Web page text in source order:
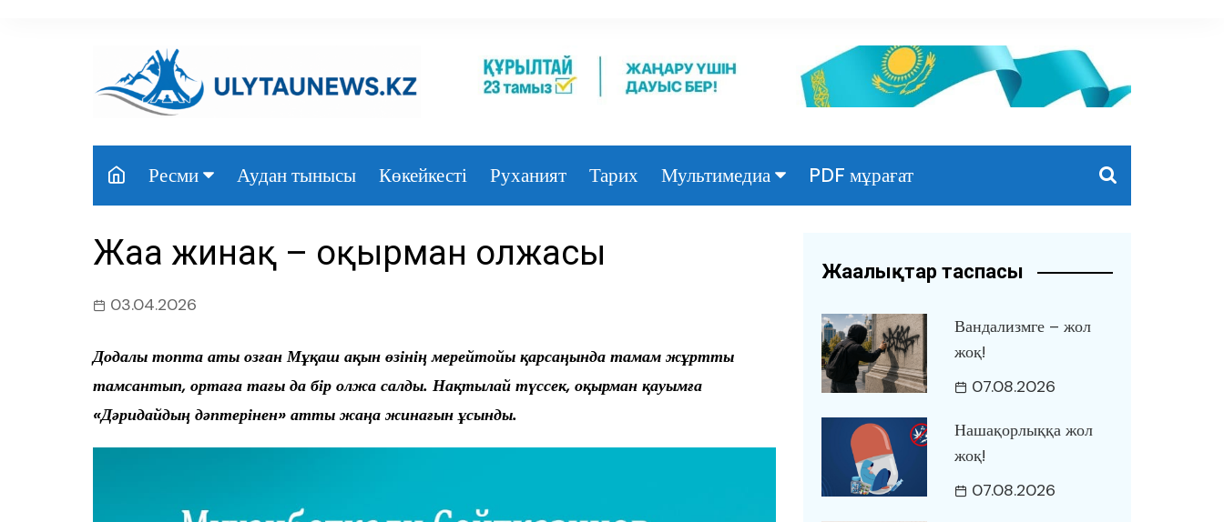
Ресми
Үкімет
Парламент
Аудан тынысы Көкейкесті Руханият Тарих Мультимедиа PDF мұрағат
Жаңа жинақ – оқырман олжасы
03.04.2026
Додалы топта аты озған Мұқаш ақын өзінің мерейтойы қарсаңында тамам жұртты
тамсантып, ортаға тағы да бір олжа салды. Нақтылай түссек, оқырман қауымға
«Дәридайдың дәптерінен» атты жаңа жинағын ұсынды.
Жаңалықтар таспасы
Вандализмге – жол
жоқ!
07.08.2026
Нашақорлыққа жол
жоқ!
07.08.2026